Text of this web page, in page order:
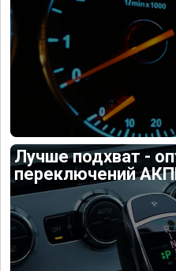
Лучше подхват -
переключений